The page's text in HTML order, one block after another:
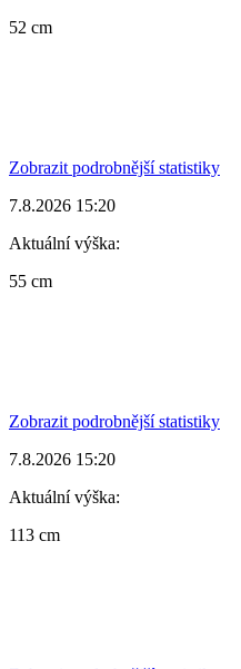
52 cm
Zobrazit podrobnější statistiky
7.8.2026 15:20
Aktuální výška:
55 cm
Zobrazit podrobnější statistiky
7.8.2026 15:20
Aktuální výška:
113 cm